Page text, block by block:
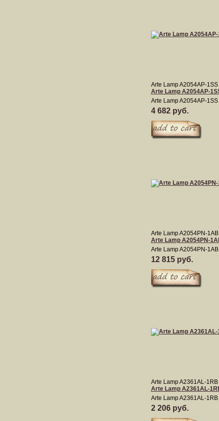
Arte Lamp A2054AP-1SS
Arte Lamp A2054AP-
Arte Lamp A2054AP-1SS
4 682 руб.
Arte Lamp A2054PN-1AB
Arte Lamp A2054PN-
Arte Lamp A2054PN-1AB
12 815 руб.
Arte Lamp A2361AL-1RB
Arte Lamp A2361AL-
Arte Lamp A2361AL-1RB
2 206 руб.